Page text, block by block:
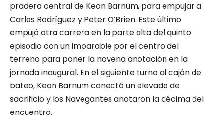
pradera central de Keon Barnum, para empujar a
Carlos Rodríguez y Peter O’Brien. Este último
empujó otra carrera en la parte alta del quinto
episodio con un imparable por el centro del
terreno para poner la novena anotación en la
jornada inaugural. En el siguiente turno al cajón de
bateo, Keon Barnum conectó un elevado de
sacrificio y los Navegantes anotaron la décima del
encuentro.